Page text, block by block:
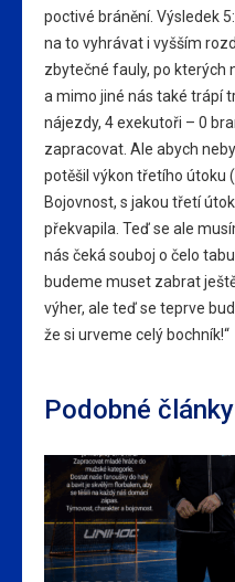
poctivé bránění. Výsledek
na to vyhrávat i vyšším
zbytečné fauly, po kterých
a mimo jiné nás také trápí
nájezdy, 4 exekutoři – 0
zapracovat. Ale abych
potěšil výkon třetího útoku
Bojovnost, s jakou třetí
překvapila. Teď se ale
nás čeká souboj o čelo
budeme muset zabrat
výher, ale teď se teprve
že si urveme celý bochník!“
Podobné články